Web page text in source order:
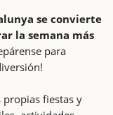
se convierte
la semana más
para
propias fiestas y